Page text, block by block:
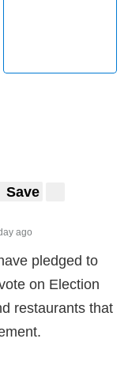
Save
ago
pledged to
on Election
restaurants that